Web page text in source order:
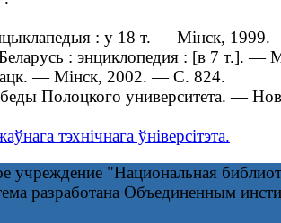
: у 18 т. — Мінск,
: энциклопедия : [в 7 т.].
— Мінск, 2002. — С. 824.
Полоцкого университета. ―
тэхнічнага ўніверсітэта.
учреждение "Национальная
разработана Объединенным